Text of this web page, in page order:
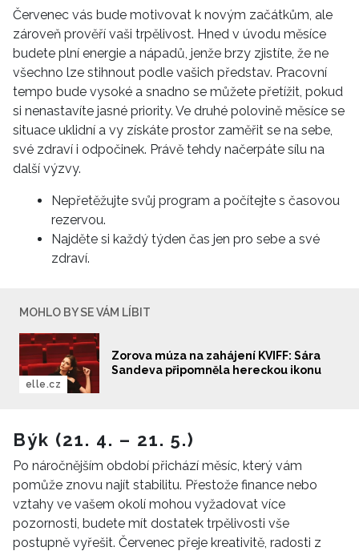
Červenec vás bude motivovat k novým začátkům, ale
zároveň prověří vaši trpělivost. Hned v úvodu měsíce
budete plní energie a nápadů, jenže brzy zjistíte, že ne
všechno lze stihnout podle vašich představ. Pracovní
tempo bude vysoké a snadno se můžete přetížit, pokud
si nenastavíte jasné priority. Ve druhé polovině měsíce se
situace uklidní a vy získáte prostor zaměřit se na sebe,
své zdraví i odpočinek. Právě tehdy načerpáte sílu na
další výzvy.
Nepřetěžujte svůj program a počítejte s časovou
rezervou.
Najděte si každý týden čas jen pro sebe a své
zdraví.
MOHLO BY SE VÁM LÍBIT
Zorova múza na zahájení KVIFF: Sára
Sandeva připomněla hereckou ikonu
elle.cz
Býk (21. 4. – 21. 5.)
Po náročnějším období přichází měsíc, který vám
pomůže znovu najít stabilitu. Přestože finance nebo
vztahy ve vašem okolí mohou vyžadovat více
pozornosti, budete mít dostatek trpělivosti vše
postupně vyřešit. Červenec přeje kreativitě, radosti z